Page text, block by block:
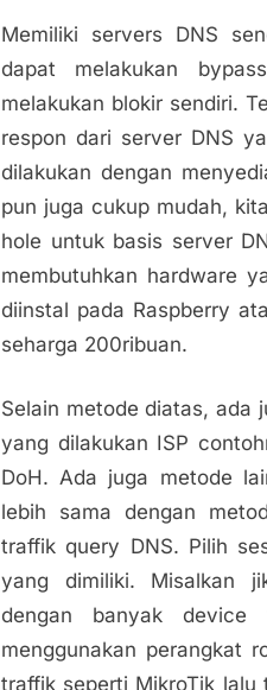
Memiliki servers DNS
dapat melakukan
melakukan blokir sendiri.
respon dari server DNS
dilakukan dengan
pun juga cukup mudah,
hole untuk basis server
membutuhkan hardware
diinstal pada Raspberry
seharga 200ribuan.
Selain metode diatas, ada
yang dilakukan ISP
DoH. Ada juga metode
lebih sama dengan
traffik query DNS. Pilih
yang dimiliki. Misalkan
dengan banyak device
menggunakan perangkat
traffik seperti MikroTik lalu